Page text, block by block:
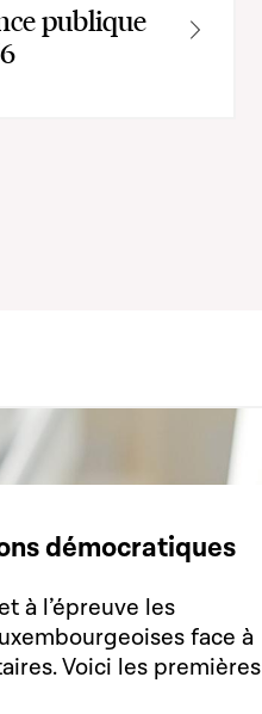
publique
démocratiques
à l’épreuve les
face à
Voici les premières